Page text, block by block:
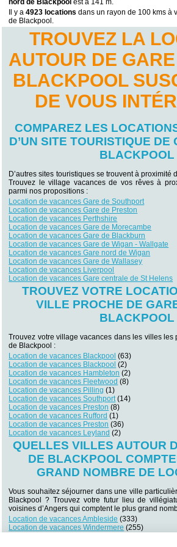
nord de Blackpool est à 141 m.
Il y a4923 locations dans un rayon de 100 kms à
de Blackpool.
TROUVEZ LA
AUTOUR DE
BLACKPOOL
DE VOUS
COMPAREZ LES
D’UN SITE TOURISTIQUE DE
BLACKPOOL
D’autres sites touristiques se trouvent à proximité
Trouvez le village vacances de vos rêves à
parmi nos propositions :
Location de vacances Gare de Southport
Location de vacances Gare de Preston
Location de vacances Perthshire
Location de vacances Gare de Morecambe
Location de vacances Gare de Blackburn
Location de vacances Gare de Wigan - Wallgate
Location de vacances Gare nord de Wigan
Location de vacances Gare de Wallasey
Location de vacances Liverpool
Location de vacances Gare centrale de St Helens
TROUVEZ VOTRE
VILLE PROCHE DE
BLACKPOOL
Trouvez votre village vacances dans les villes les
de Blackpool :
Location de vacances Blackpool (63)
Location de vacances Blackpool (2)
Location de vacances Hambleton (2)
Location de vacances Fleetwood (8)
Location de vacances Pilling (1)
Location de vacances Southport(14)
Location de vacances Preston (8)
Location de vacances Rufford (1)
Location de vacances Preston (36)
Location de vacances Leyland (2)
QUELLES VILLES AUTOUR
DE BLACKPOOL
GRAND NOMBRE DE
Vous souhaitez séjourner dans une ville
Blackpool ? Trouvez votre futur lieu de
voisines d’Angers qui comptent le plus grand
Location de vacances Ambleside (333)
Location de vacances Windermere (255)